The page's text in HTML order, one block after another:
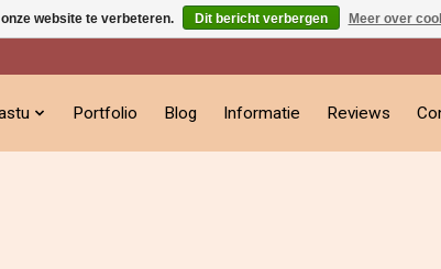
Portfolio Blog Informatie Reviews
website te verbeteren. Dit bericht verbergen Meer over